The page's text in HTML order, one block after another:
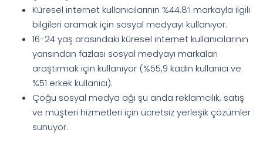
Küresel internet kullanıcılarının %44.8’i markayla ilgili
bilgileri aramak için sosyal medyayı kullanıyor.
16-24 yaş arasındaki küresel internet kullanıcılarının
yarısından fazlası sosyal medyayı markaları
araştırmak için kullanıyor (%55,9 kadın kullanıcı ve
%51 erkek kullanıcı).
Çoğu sosyal medya ağı şu anda reklamcılık, satış
ve müşteri hizmetleri için ücretsiz yerleşik çözümler
sunuyor.